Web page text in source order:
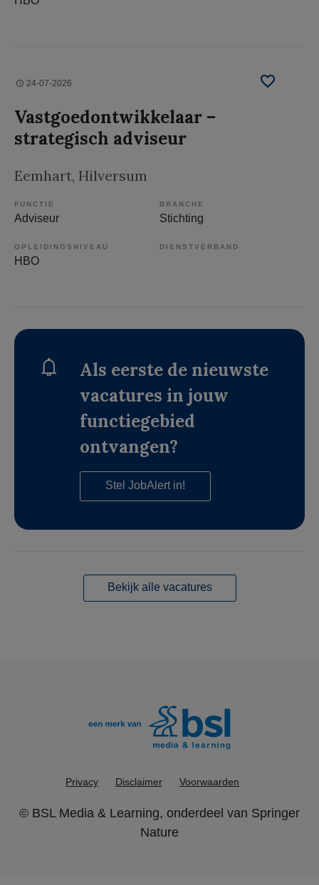
24-07-2026
Vastgoedontwikkelaar –
strategisch adviseur
Eemhart, Hilversum
FUNCTIE
Adviseur
BRANCHE
Stichting
OPLEIDINGSNIVEAU
HBO
DIENSTVERBAND
Als eerste de nieuwste
vacatures in jouw
functiegebied
ontvangen?
Stel JobAlert in!
Bekijk alle vacatures
Privacy Disclaimer Voorwaarden
© BSL Media & Learning, onderdeel van Springer
Nature